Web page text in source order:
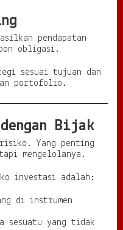
pendapatan
obligasi.
sesuai tujuan dan
portofolio.
Bijak
Yang penting
mengelolanya.
investasi adalah:
di instrumen
sesuatu yang tidak